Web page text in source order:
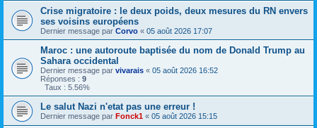
Crise migratoire : le deux poids, deux mesures du RN envers
ses voisins européens
Dernier message par Corvo « 05 août 2026 17:07
Maroc : une autoroute baptisée du nom de Donald Trump au
Sahara occidental
Dernier message par vivarais « 05 août 2026 16:52
Réponses : 9
Taux : 5.56%
Le salut Nazi n'etat pas une erreur !
Dernier message par Fonck1 « 05 août 2026 15:15